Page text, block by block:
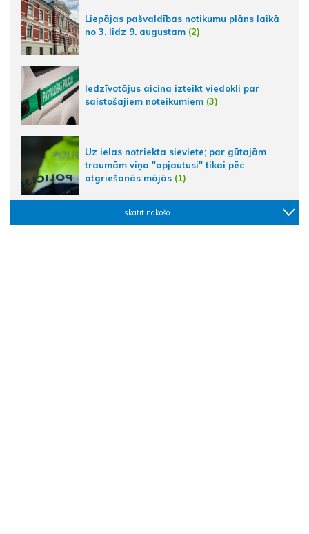
Liepājas pašvaldības notikumu plāns laikā
no 3. līdz 9. augustam (2)
Iedzīvotājus aicina izteikt viedokli par
saistošajiem noteikumiem (3)
Uz ielas notriekta sieviete; par gūtajām
traumām viņa "apjautusi" tikai pēc
atgriešanās mājās (1)
skatīt nākošo